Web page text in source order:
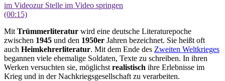
im Videozur Stelle im Video springen
(00:15)
Mit Trümmerliteratur wird eine deutsche Literaturepoche
zwischen 1945 und den 1950er Jahren bezeichnet. Sie heißt oft
auch Heimkehrerliteratur. Mit dem Ende des Zweiten Weltkrieges
begannen viele ehemalige Soldaten, Texte zu schreiben. In ihren
Werken versuchten sie, möglichst realistisch ihre Erlebnisse im
Krieg und in der Nachkriegsgesellschaft zu verarbeiten.